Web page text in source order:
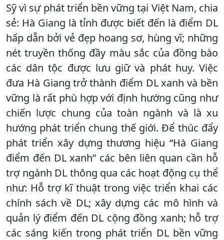
Sỹ vì sự phát triển bền vững tại Việt Nam, chia
sẻ: Hà Giang là tỉnh được biết đến là điểm DL
hấp dẫn bởi vẻ đẹp hoang sơ, hùng vĩ; những
nét truyền thống đầy màu sắc của đồng bào
các dân tộc được lưu giữ và phát huy. Việc
đưa Hà Giang trở thành điểm DL xanh và bền
vững là rất phù hợp với định hướng cũng như
chiến lược chung của toàn ngành và là xu
hướng phát triển chung thế giới. Để thúc đẩy
phát triển xây dựng thương hiệu “Hà Giang
điểm đến DL xanh” các bên liên quan cần hỗ
trợ ngành DL thông qua các hoạt động cụ thể
như: Hỗ trợ kĩ thuật trong việc triển khai các
chính sách về DL; xây dựng các mô hình và
quản lý điểm đến DL cộng đồng xanh; hỗ trợ
các sáng kiến trong phát triển DL bền vững